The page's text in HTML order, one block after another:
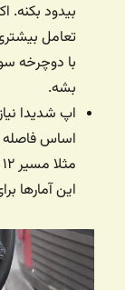
بیدود بکنه.
تعامل
با دوچرخه
بشه.
اپ شدیدا
اساس فاصله
این آمارها